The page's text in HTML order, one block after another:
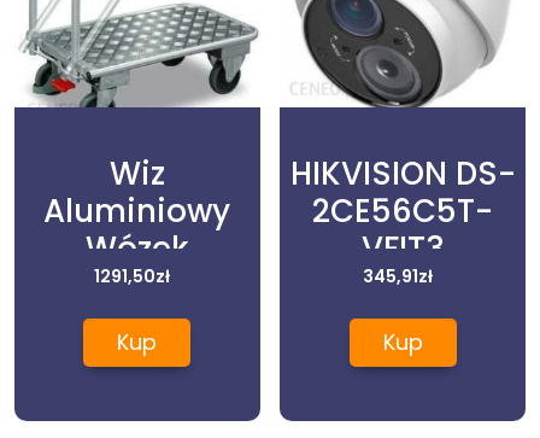
Wiz
Aluminiowy
Wózek
Platformowy
Ze Składanym
Uchwytem,
1291,50zł
Kup
HIKVISION DS-
2CE56C5T-
VFIT3
345,91zł
Kup